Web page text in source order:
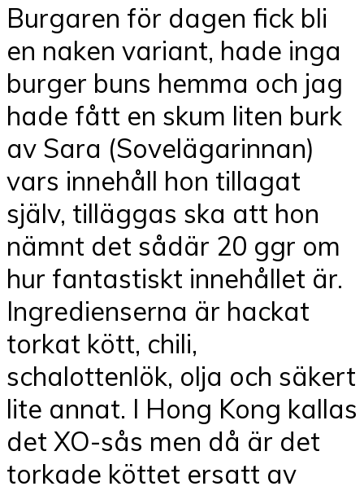
Burgaren för dagen fick bli
en naken variant, hade inga
burger buns hemma och jag
hade fått en skum liten burk
av Sara (Sovelägarinnan)
vars innehåll hon tillagat
själv, tilläggas ska att hon
nämnt det sådär 20 ggr om
hur fantastiskt innehållet är.
Ingredienserna är hackat
torkat kött, chili,
schalottenlök, olja och säkert
lite annat. I Hong Kong kallas
det XO-sås men då är det
torkade köttet ersatt av